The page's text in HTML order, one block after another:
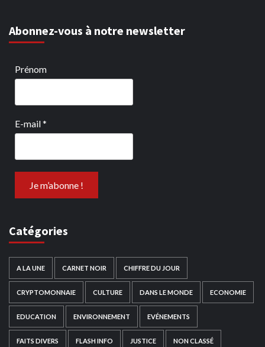
Abonnez-vous à notre newsletter
Prénom
E-mail*
Catégories
A LA UNE CARNET NOIR CHIFFRE DU JOUR
CRYPTOMONNAIE CULTURE DANS LE MONDE ECONOMIE
EDUCATION ENVIRONNEMENT EVÉNEMENTS
FAITS DIVERS FLASH INFO JUSTICE NON CLASSÉ